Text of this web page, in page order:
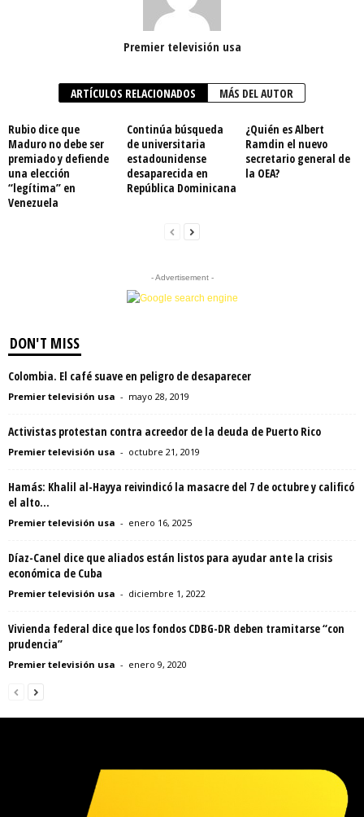
Premier televisión usa
ARTÍCULOS RELACIONADOS MÁS DEL AUTOR
Rubio dice que
Maduro no debe ser
premiado y defiende
una elección
“legítima” en
Venezuela
Continúa búsqueda
de universitaria
estadounidense
desaparecida en
República Dominicana
¿Quién es Albert
Ramdin el nuevo
secretario general de
la OEA?
- Advertisement -
DON'T MISS
Colombia. El café suave en peligro de desaparecer
Premier televisión usa - mayo 28, 2019
Activistas protestan contra acreedor de la deuda de Puerto Rico
Premier televisión usa - octubre 21, 2019
Hamás: Khalil al-Hayya reivindicó la masacre del 7 de octubre y calificó
el alto...
Premier televisión usa - enero 16, 2025
Díaz-Canel dice que aliados están listos para ayudar ante la crisis
económica de Cuba
Premier televisión usa - diciembre 1, 2022
Vivienda federal dice que los fondos CDBG-DR deben tramitarse “con
prudencia”
Premier televisión usa - enero 9, 2020